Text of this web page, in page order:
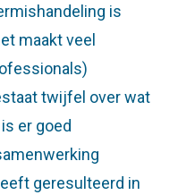
is
maakt veel
twijfel over wat
er goed
geresulteerd in